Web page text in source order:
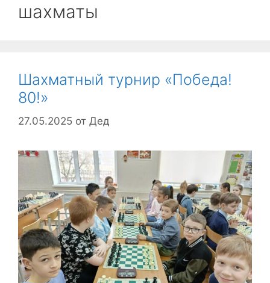
шахматы
Шахматный турнир «Победа!
80!»
27.05.2025 от Дед